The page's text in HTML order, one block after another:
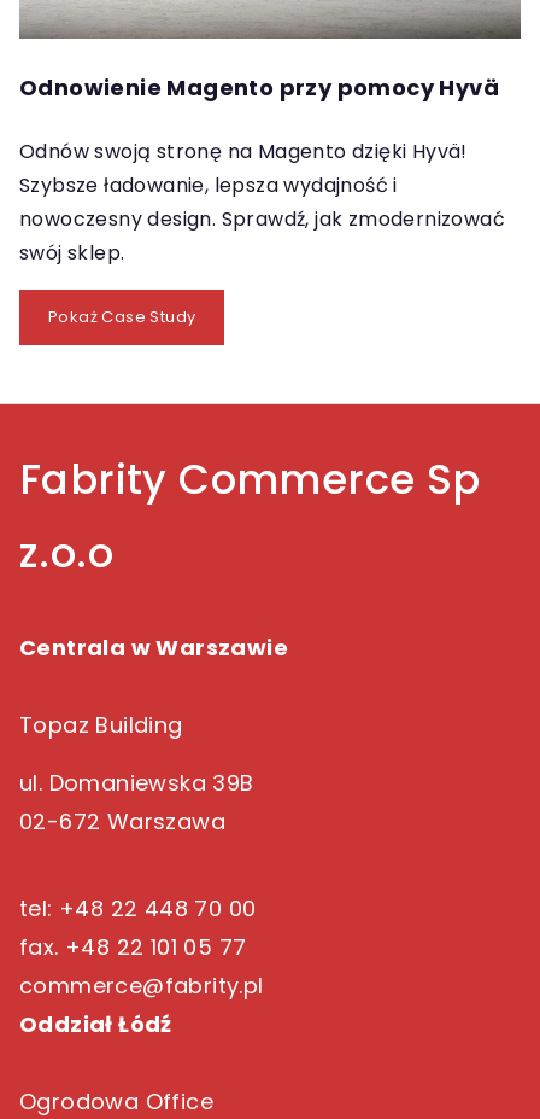
Odnowienie Magento przy pomocy Hyvä
Odnów swoją stronę na Magento dzięki Hyvä!
Szybsze ładowanie, lepsza wydajność i
nowoczesny design. Sprawdź, jak zmodernizować
swój sklep.
Pokaż Case Study
Fabrity Commerce Sp
z.o.o
Centrala w Warszawie
Topaz Building
ul. Domaniewska 39B
02-672 Warszawa
tel: +48 22 448 70 00
fax. +48 22 101 05 77
commerce@fabrity.pl
Oddział Łódź
Ogrodowa Office